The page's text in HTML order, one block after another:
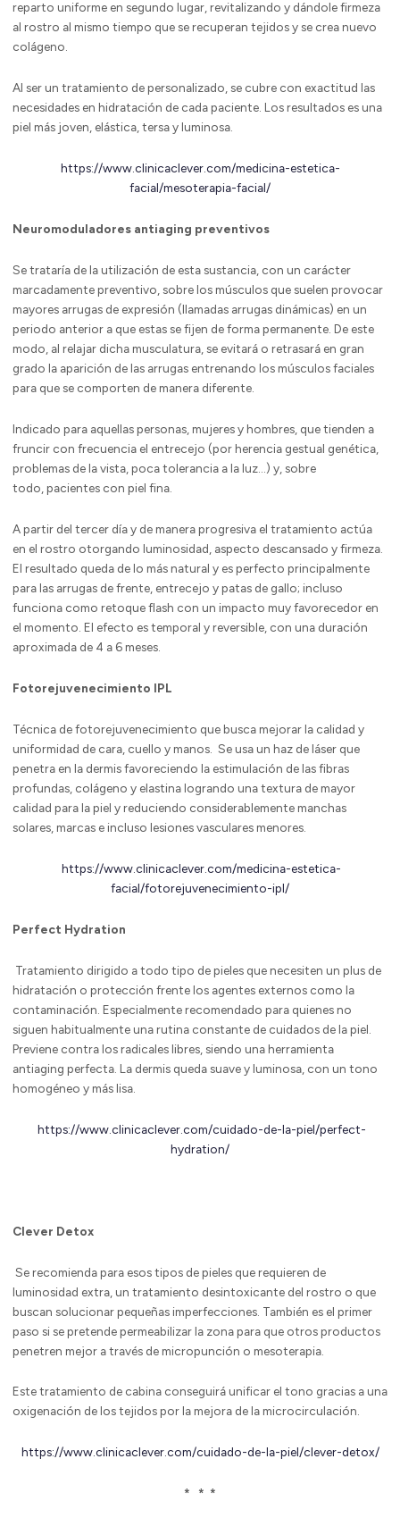
reparto uniforme en segundo lugar, revitalizando y dándole firmeza
al rostro al mismo tiempo que se recuperan tejidos y se crea nuevo
colágeno.
Al ser un tratamiento de personalizado, se cubre con exactitud las
necesidades en hidratación de cada paciente. Los resultados es una
piel más joven, elástica, tersa y luminosa.
https://www.clinicaclever.com/medicina-estetica-
facial/mesoterapia-facial/
Neuromoduladores antiaging preventivos
Se trataría de la utilización de esta sustancia, con un carácter
marcadamente preventivo, sobre los músculos que suelen provocar
mayores arrugas de expresión (llamadas arrugas dinámicas) en un
periodo anterior a que estas se fijen de forma permanente. De este
modo, al relajar dicha musculatura, se evitará o retrasará en gran
grado la aparición de las arrugas entrenando los músculos faciales
para que se comporten de manera diferente.
Indicado para aquellas personas, mujeres y hombres, que tienden a
fruncir con frecuencia el entrecejo (por herencia gestual genética,
problemas de la vista, poca tolerancia a la luz…) y, sobre
todo, pacientes con piel fina.
A partir del tercer día y de manera progresiva el tratamiento actúa
en el rostro otorgando luminosidad, aspecto descansado y firmeza.
El resultado queda de lo más natural y es perfecto principalmente
para las arrugas de frente, entrecejo y patas de gallo; incluso
funciona como retoque flash con un impacto muy favorecedor en
el momento. El efecto es temporal y reversible, con una duración
aproximada de 4 a 6 meses.
Fotorejuvenecimiento IPL
Técnica de fotorejuvenecimiento que busca mejorar la calidad y
uniformidad de cara, cuello y manos. Se usa un haz de láser que
penetra en la dermis favoreciendo la estimulación de las fibras
profundas, colágeno y elastina logrando una textura de mayor
calidad para la piel y reduciendo considerablemente manchas
solares, marcas e incluso lesiones vasculares menores.
https://www.clinicaclever.com/medicina-estetica-
facial/fotorejuvenecimiento-ipl/
Perfect Hydration
Tratamiento dirigido a todo tipo de pieles que necesiten un plus de
hidratación o protección frente los agentes externos como la
contaminación. Especialmente recomendado para quienes no
siguen habitualmente una rutina constante de cuidados de la piel.
Previene contra los radicales libres, siendo una herramienta
antiaging perfecta. La dermis queda suave y luminosa, con un tono
homogéneo y más lisa.
https://www.clinicaclever.com/cuidado-de-la-piel/perfect-
hydration/
Clever Detox
Se recomienda para esos tipos de pieles que requieren de
luminosidad extra, un tratamiento desintoxicante del rostro o que
buscan solucionar pequeñas imperfecciones. También es el primer
paso si se pretende permeabilizar la zona para que otros productos
penetren mejor a través de micropunción o mesoterapia.
Este tratamiento de cabina conseguirá unificar el tono gracias a una
oxigenación de los tejidos por la mejora de la microcirculación.
https://www.clinicaclever.com/cuidado-de-la-piel/clever-detox/
* * *